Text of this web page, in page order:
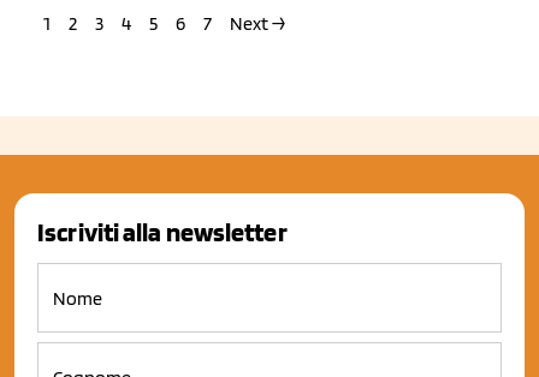
1 2 3 4 5 6 7 Next →
Iscriviti alla newsletter